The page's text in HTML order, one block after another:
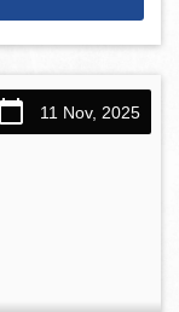
11 Nov, 2025